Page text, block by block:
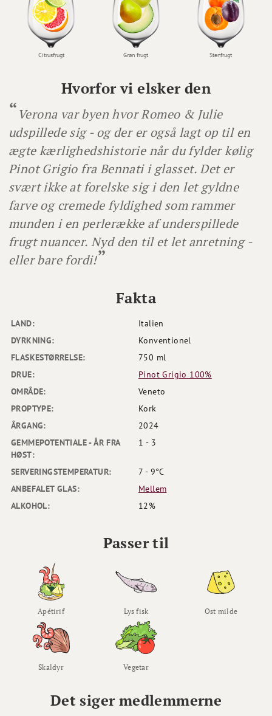
Hvorfor vi elsker den
Verona var byen hvor Romeo & Julie
udspillede sig - og der er også lagt op til en
ægte kærlighedshistorie når du fylder kølig
Pinot Grigio fra Bennati i glasset. Det er
svært ikke at forelske sig i den let gyldne
farve og cremede fyldighed som rammer
munden i en perlerække af underspillede
frugt nuancer. Nyd den til et let anretning -
eller bare fordi!
LAND:
Italien
DYRKNING:
Konventionel
FLASKESTØRRELSE:
750 ml
DRUE:
Pinot Grigio 100%
OMRÅDE:
Veneto
PROPTYPE:
Kork
ÅRGANG:
2024
GEMMEPOTENTIALE - ÅR FRA
HØST:
1 - 3
SERVERINGSTEMPERATUR:
7 - 9°C
ANBEFALET GLAS:
Mellem
ALKOHOL:
12%
Fakta
Citrusfrugt Grøn frugt Stenfrugt
Passer til
Apétirif Lys fisk Ost milde
Skaldyr Vegetar
Det siger medlemmerne